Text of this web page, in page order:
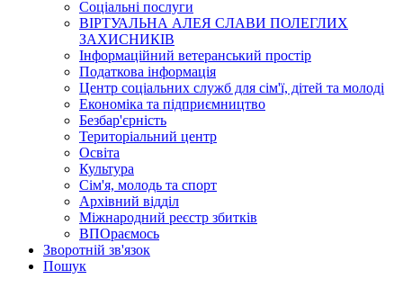
Соціальні послуги
ВІРТУАЛЬНА АЛЕЯ СЛАВИ ПОЛЕГЛИХ
ЗАХИСНИКІВ
Інформаційний ветеранський простір
Податкова інформація
Центр соціальних служб для сім'ї, дітей та молоді
Економіка та підприємництво
Безбар'єрність
Територіальний центр
Освіта
Культура
Сім'я, молодь та спорт
Архівний відділ
Міжнародний реєстр збитків
ВПОраємось
Зворотній зв'язок
Пошук